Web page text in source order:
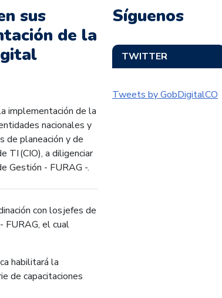
sus
de la
implementación de la
nacionales y
de planeación y de
TI (CIO), a diligenciar
Gestión - FURAG -.
con los jefes de
FURAG, el cual
habilitará la
de capacitaciones
Síguenos
TWITTER
Tweets by GobDigitalCO